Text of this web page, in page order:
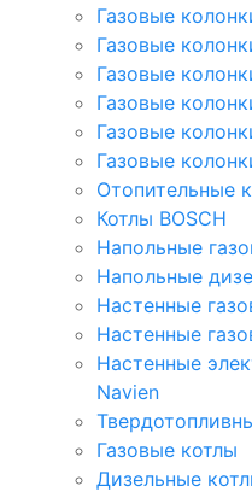
Газовые
Газовые
Газовые
Газовые
Газовые
Газовые
Отопительные
Котлы BOSCH
Напольные
Напольные
Настенные
Настенные
Настенные
Navien
Газовые котлы
Дизельные